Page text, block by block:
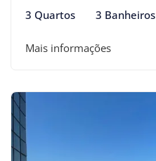
3 Quartos 3 Banheiros
Mais informações